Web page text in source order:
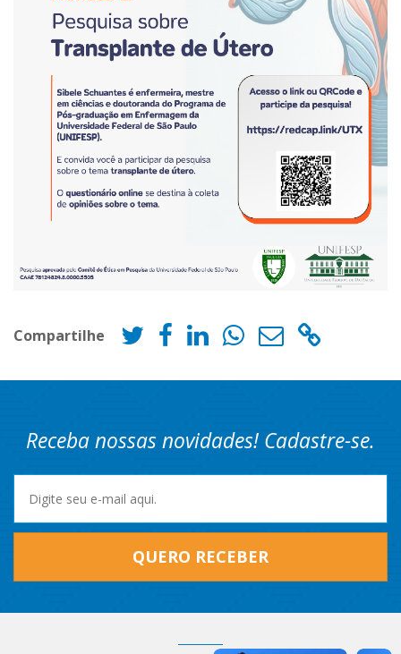
Compartilhe
Receba nossas novidades! Cadastre-se.
QUERO RECEBER